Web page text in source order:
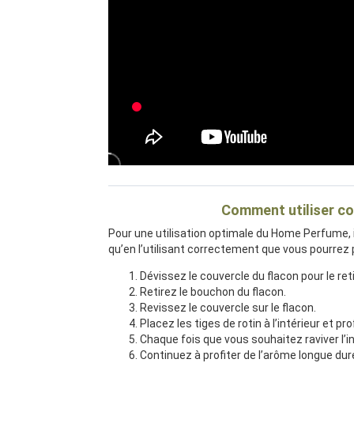
Comment utiliser
Pour une utilisation optimale du Home
qu’en l’utilisant correctement que vous
Dévissez le couvercle du flacon pour le
Retirez le bouchon du flacon.
Revissez le couvercle sur le flacon.
Placez les tiges de rotin à l’intérieur et
Chaque fois que vous souhaitez raviver
Continuez à profiter de l’arôme longue